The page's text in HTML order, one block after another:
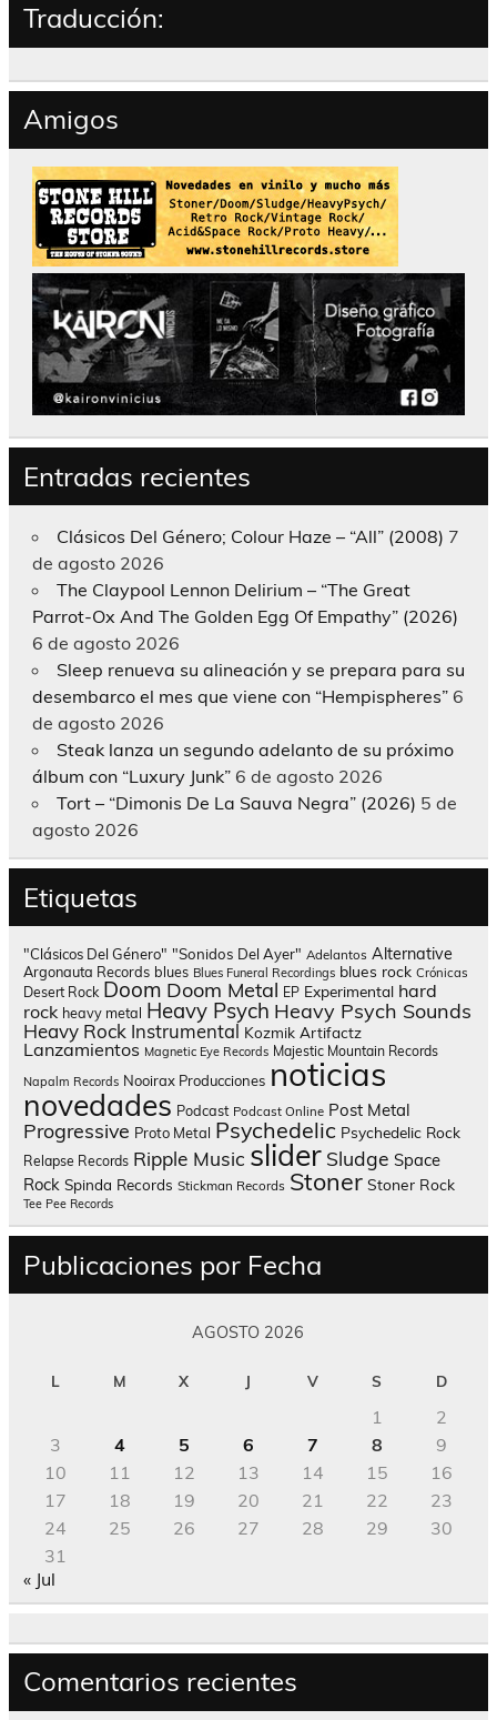
Traducción:
Amigos
Entradas recientes
Clásicos Del Género; Colour Haze – “All” (2008) 7
de agosto 2026
The Claypool Lennon Delirium – “The Great
Parrot-Ox And The Golden Egg Of Empathy” (2026)
6 de agosto 2026
Sleep renueva su alineación y se prepara para su
desembarco el mes que viene con “Hempispheres” 6
de agosto 2026
Steak lanza un segundo adelanto de su próximo
álbum con “Luxury Junk” 6 de agosto 2026
Tort – “Dimonis De La Sauva Negra” (2026) 5 de
agosto 2026
Etiquetas
"Clásicos Del Género" "Sonidos Del Ayer" Adelantos Alternative
Argonauta Records blues Blues Funeral Recordings blues rock Crónicas
Desert Rock Doom Doom Metal EP Experimental hard
rock heavy metal Heavy Psych Heavy Psych Sounds
Heavy Rock Instrumental Kozmik Artifactz
Lanzamientos Magnetic Eye Records Majestic Mountain Records
Napalm Records Nooirax Producciones noticias
novedades Podcast Podcast Online Post Metal
Progressive Proto Metal Psychedelic Psychedelic Rock
Relapse Records Ripple Music slider Sludge Space
Rock Spinda Records Stickman Records Stoner Stoner Rock
Tee Pee Records
Publicaciones por Fecha
AGOSTO 2026
L M X J V S D
1
2
3
4 5 6 7 8
9
10
11 12 13 14 15
16
17
18 19 20 21 22
23
24
25 26 27 28 29
30
31
« Jul
Comentarios recientes